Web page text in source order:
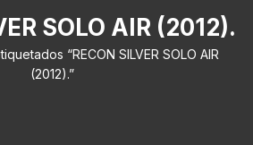
SOLO AIR (2012).
“RECON SILVER SOLO AIR
(2012).”